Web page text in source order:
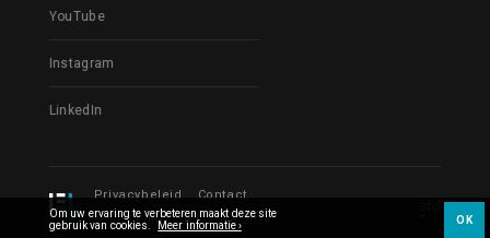
YouTube
Instagram
LinkedIn
Privacybeleid
Contact
© Les Films du Fleuve 2026
Om uw ervaring te verbeteren maakt deze site
gebruik van cookies. Meer informatie › OK